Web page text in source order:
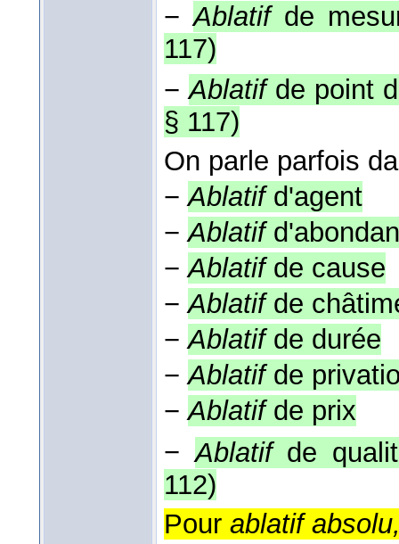
−Ablatifde
117)
−Ablatifde point
§ 117)
On parle parfois
−Ablatifd'agent
−Ablatif
−Ablatifde cause
−Ablatifde
−Ablatifde durée
−Ablatifde
−Ablatifde prix
−Ablatifde
112)
Pour ablatif